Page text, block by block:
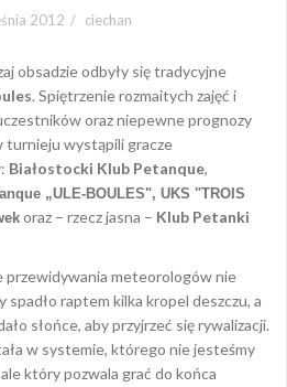
2012 ciechan
obsadzie odbyły się tradycyjne
. Spiętrzenie rozmaitych zajęć i
oraz niepewne prognozy
turnieju wystąpili gracze
Białostocki Klub Petanque,
„ULE-BOULES", UKS "TROIS
oraz – rzecz jasna – Klub Petanki
przewidywania meteorologów nie
spadło raptem kilka kropel deszczu, a
słońce, aby przyjrzeć się rywalizacji.
w systemie, którego nie jesteśmy
który pozwala grać do końca